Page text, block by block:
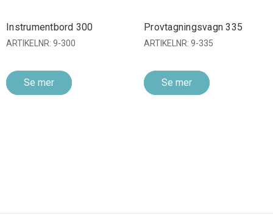
Instrumentbord 300
ARTIKELNR: 9-300
Se mer
Provtagningsvagn 335
ARTIKELNR: 9-335
Se mer